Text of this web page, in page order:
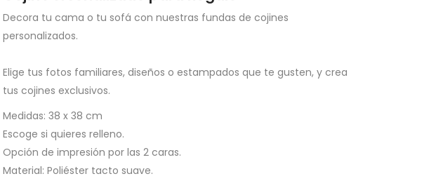
Decora tu cama o tu sofá con nuestras fundas de cojines
personalizados.
Elige tus fotos familiares, diseños o estampados que te gusten, y crea
tus cojines exclusivos.
Medidas: 38 x 38 cm
Escoge si quieres relleno.
Opción de impresión por las 2 caras.
Material: Poliéster tacto suave.